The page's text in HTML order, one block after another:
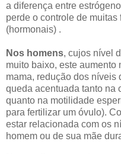
a diferença entre
perde o controle de
(hormonais) .
Nos homens, cujos nível
muito baixo, este aumento
mama, redução dos níveis
queda acentuada tanto na
quanto na motilidade
para fertilizar um óvulo).
estar relacionada com os
homem ou de sua mãe